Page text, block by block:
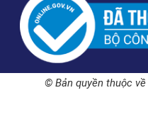
© Bản quyền thuộc về